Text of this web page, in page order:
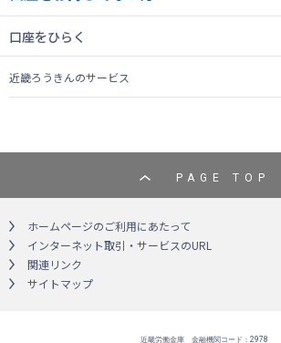
口座をひらく
近畿ろうきんのサービス
PAGE TOP
ホームページのご利用にあたって
インターネット取引・サービスのURL
関連リンク
サイトマップ
近畿労働金庫 金融機関コード：2978